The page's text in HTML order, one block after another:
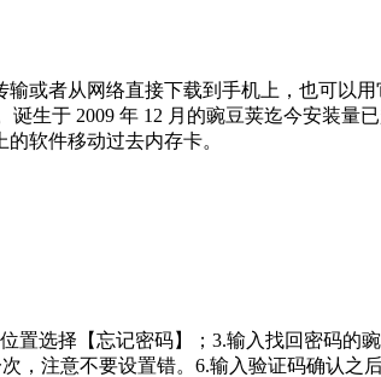
或者从网络直接下载到手机上，也可以
生于 2009 年 12 月的豌豆荚迄今安装量
软件移动过去内存卡。
选择【忘记密码】；3.输入找回密码的
注意不要设置错。6.输入验证码确认之